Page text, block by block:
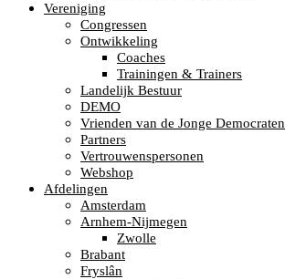
Vereniging
Congressen
Ontwikkeling
Coaches
Trainingen & Trainers
Landelijk Bestuur
DEMO
Vrienden van de Jonge Democraten
Partners
Vertrouwenspersonen
Webshop
Afdelingen
Amsterdam
Arnhem-Nijmegen
Zwolle
Brabant
Fryslân